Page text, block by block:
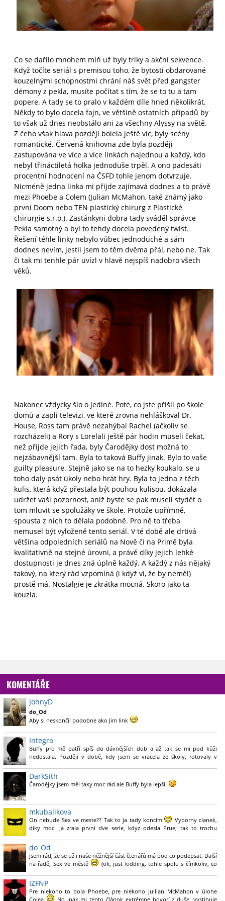
Co se dařilo mnohem míň už byly triky a akční sekvence.
Když točíte seriál s premisou toho, že bytosti obdarované
kouzelnými schopnostmi chrání náš svět před gangster
démony z pekla, musíte počítat s tím, že se to tu a tam
popere. A tady se to pralo v každém díle hned několikrát.
Někdy to bylo docela fajn, ve většině ostatních případů by
to však už dnes neobstálo ani za všechny Alyssy na světě.
Z čeho však hlava později bolela ještě víc, byly scény
romantické. Červená knihovna zde byla později
zastupována ve více a více linkách najednou a každý, kdo
nebyl třináctiletá holka jednoduše trpěl. A ono padesáti
procentní hodnocení na ČSFD tohle jenom dotvrzuje.
Nicméně jedna linka mi přijde zajímavá dodnes a to právě
mezi Phoebe a Colem (Julian McMahon, také známý jako
první Doom nebo TEN plastický chirurg z Plastické
chirurgie s.r.o.). Zastánkyni dobra tady sváděl správce
Pekla samotný a byl to tehdy docela povedený twist.
Řešení téhle linky nebylo vůbec jednoduché a sám
dodnes nevím, jestli jsem to těm dvěma přál, nebo ne. Tak
či tak mi tenhle pár uvízl v hlavě nejspíš nadobro všech
věků.
Nakonec vždycky šlo o jediné. Poté, co jste přišli po škole
domů a zapli televizi, ve které zrovna nehláškoval Dr.
House, Ross tam právě nezahýbal Rachel (ačkoliv se
rozcházeli) a Rory s Lorelali ještě pár hodin museli čekat,
než přijde jejich řada, byly Čarodějky dost možná to
nejzábavnější tam. Byla to taková Buffy jinak. Bylo to vaše
guilty pleasure. Stejně jako se na to hezky koukalo, se u
toho daly psát úkoly nebo hrát hry. Byla to jedna z těch
kulis, která když přestala být pouhou kulisou, dokázala
udržet vaši pozornost, aniž byste se pak museli stydět o
tom mluvit se spolužáky ve škole. Protože upřímně,
spousta z nich to dělala podobně. Pro ně to třeba
nemusel být vyloženě tento seriál. V té době ale drtivá
většina odpoledních seriálů na Nově či na Primě byla
kvalitativně na stejné úrovni, a právě díky jejich lehké
dostupnosti je dnes zná úplně každý. A každý z nás nějaký
takový, na který rád vzpomíná (i když ví, že by neměl)
prostě má. Nostalgie je zkrátka mocná. Skoro jako ta
kouzla.
KOMENTÁŘE
JohnyD
do_Od
Aby si neskončil podobne ako Jim link
Integra
Buffy pro mě patří spíš do dávnějších dob a až tak se mi pod kůži
nedostala. Později v době, kdy jsem se vracela ze školy, rotovaly v
po pár dílech začal být poměrně ubíjející a pak ještě ta nudná věc s
mimozemšťany, Roswell, kde se pořád hrálo na nějaké tajemno a
natahovalo se to jako žvejkačka a nikde žádný útok z Marsu ani
nesnášela, ještě, že Hvězdná brána běžela skoro furt
A kdy přijde na
řadu legenda?
DarkSith
Čarodějky jsem měl taky moc rád ale Buffy byla lepší.
mkubalikova
On nebude Sex ve meste?? Tak to ja tady koncim!
Vyborny clanek,
diky moc. Ja zrala prvni dve serie, kdyz odesla Prue, tak to trochu
do_Od
Jsem rád, že se už i naše něžnější část čtenářů má pod co podepsat. Další
na řadě, Sex ve městě
(ok, just kidding. tohle spolu s čímkoliv, co
IZFNP
Pre niekoho to bola Phoebe, pre niekoho Jullian McMahon v úlohe